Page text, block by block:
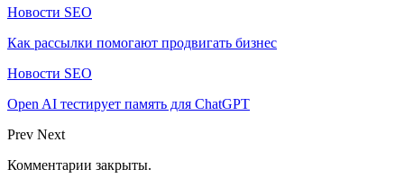
Новости SEO
Как рассылки помогают продвигать бизнес
Новости SEO
Open AI тестирует память для ChatGPT
Prev Next
Комментарии закрыты.